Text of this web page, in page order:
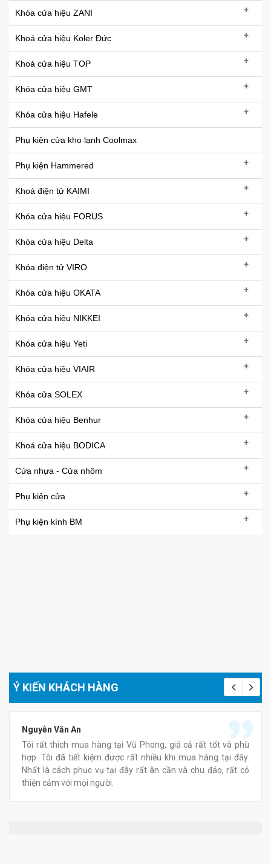
Khóa cửa hiệu ZANI +
Khoá cửa hiệu Koler Đức +
Khoá cửa hiệu TOP +
Khóa cửa hiệu GMT +
Khóa cửa hiệu Hafele +
Phụ kiện cửa kho lạnh Coolmax
Phụ kiện Hammered +
Khoá điện tử KAIMI +
Khóa cửa hiệu FORUS +
Khóa cửa hiệu Delta +
Khóa điện tử VIRO +
Khóa cửa hiệu OKATA +
Khóa cửa hiệu NIKKEI +
Khóa cửa hiệu Yeti +
Khóa cửa hiệu VIAIR +
Khóa cửa SOLEX +
Khóa cửa hiệu Benhur +
Khoá cửa hiệu BODICA +
Cửa nhựa - Cửa nhôm +
Phụ kiện cửa +
Phụ kiện kính BM +
Ý KIẾN KHÁCH HÀNG
Nguyễn Văn An
Tôi rất thích mua hàng tại Vũ Phong, giá cả rất tốt và phù
hợp. Tôi đã tiết kiệm được rất nhiều khi mua hàng tại đây.
Nhất là cách phục vụ tại đây rất ân cần và chu đáo, rất có
thiện cảm với mọi người.